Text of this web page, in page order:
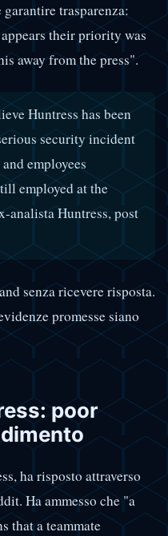
trasparenza:
their priority was
away from the press".
Huntress has been
security incident
employees
employed at the
Huntress, post
senza ricevere risposta.
promesse siano
poor
ha risposto attraverso
Ha ammesso che "a
that a teammate